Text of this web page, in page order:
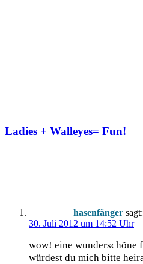
Ladies + Walleyes= Fun!
hasenfänger sagt:
30. Juli 2012 um 14:52 Uhr
wow! eine wun­der­schö­ne
wür­dest du mich bit­te